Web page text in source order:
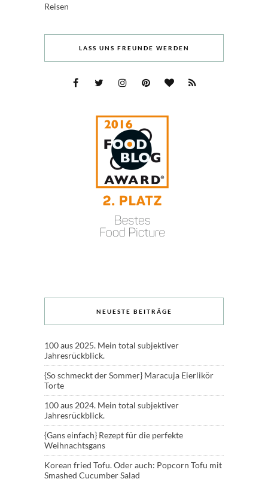
Reisen
LASS UNS FREUNDE WERDEN
NEUESTE BEITRÄGE
100 aus 2025. Mein total subjektiver
Jahresrückblick.
{So schmeckt der Sommer} Maracuja Eierlikör
Torte
100 aus 2024. Mein total subjektiver
Jahresrückblick.
{Gans einfach} Rezept für die perfekte
Weihnachtsgans
Korean fried Tofu. Oder auch: Popcorn Tofu mit
Smashed Cucumber Salad